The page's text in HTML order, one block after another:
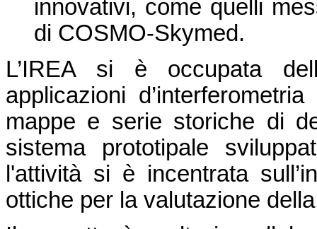
innovativi, come quelli
di COSMO-Skymed.
L’IREA si è occupata
applicazioni
mappe e serie storiche di
sistema prototipale
l'attività si è incentrata
ottiche per la valutazione